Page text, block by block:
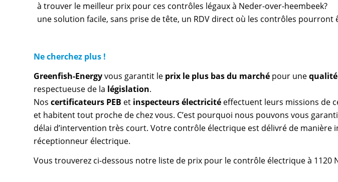
à trouver le meilleur prix pour ces contrôles légaux à Neder-over-heembeek?
une solution facile, sans prise de tête, un RDV direct où les contrôles pourront
Ne cherchez plus !
Greenfish-Energyvous garantit le prix le plus bas du marché pour unequalité
respectueuse de la législation.
Nos certificateurs PEB et inspecteurs électricité effectuent leurs missions de
et habitent tout proche de chez vous. C’est pourquoi nous pouvons vous
délai d’intervention très court. Votre contrôle électrique est délivré de
réceptionneur électrique.
Vous trouverez ci-dessous notre liste de prix pour le contrôle électrique à 1120